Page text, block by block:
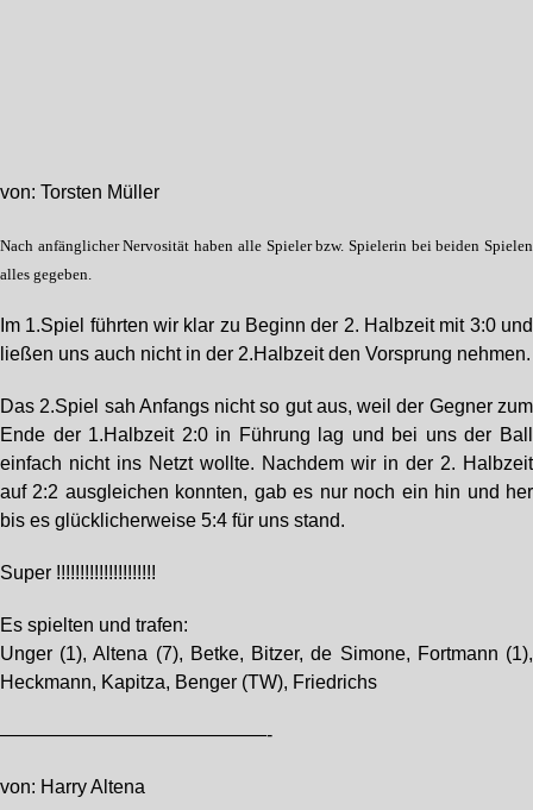
von: Torsten Müller
Nach anfänglicher Nervosität haben alle Spieler bzw. Spielerin bei beiden Spielen
alles gegeben.
Im 1.Spiel führten wir klar zu Beginn der 2. Halbzeit mit 3:0 und
ließen uns auch nicht in der 2.Halbzeit den Vorsprung nehmen.
Das 2.Spiel sah Anfangs nicht so gut aus, weil der Gegner zum
Ende der 1.Halbzeit 2:0 in Führung lag und bei uns der Ball
einfach nicht ins Netzt wollte. Nachdem wir in der 2. Halbzeit
auf 2:2 ausgleichen konnten, gab es nur noch ein hin und her
bis es glücklicherweise 5:4 für uns stand.
Super !!!!!!!!!!!!!!!!!!!!!
Es spielten und trafen:
Unger (1), Altena (7), Betke, Bitzer, de Simone, Fortmann (1),
Heckmann, Kapitza, Benger (TW), Friedrichs
——————————————-
von: Harry Altena